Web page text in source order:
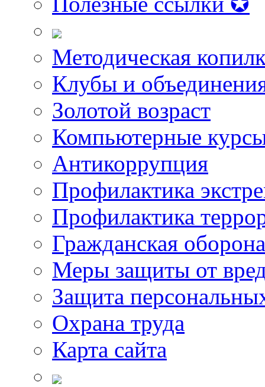
Методическая
Клубы и
Золотой возраст
Компьютерные
Антикоррупция
Профилактика
Профилактика
Гражданская оборона
Меры защиты от
Защита
Охрана труда
Карта сайта